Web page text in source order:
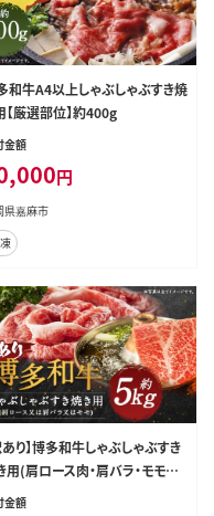
和牛A4以上しゃぶしゃぶすき焼
【厳選部位】約400g
金額
円
県嘉麻市
あり】博多和牛しゃぶしゃぶすき
用(肩ロース肉・肩バラ・モモ肉)
約500g×10パック)
金額